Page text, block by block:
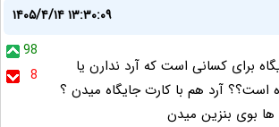
۱۴۰۵/۴/۱۴ ۱۳:۳۰:۰۹
98
8
برای کسانی است که آرد ندارن یا
است؟؟ آرد هم با کارت جایگاه میدن ؟
بوی بنزین میدن